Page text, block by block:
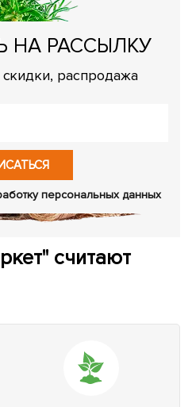
НА РАССЫЛКУ
распродажа
персональных данных
считают